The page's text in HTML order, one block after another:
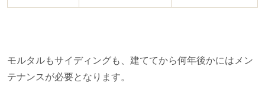
モルタルもサイディングも、建ててから何年後かにはメン
テナンスが必要となります。